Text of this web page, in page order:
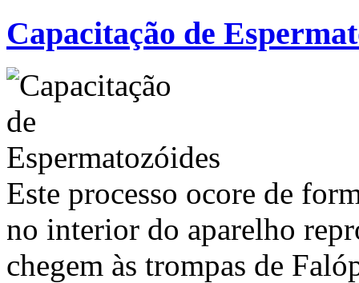
Capacitação de
Este processo ocore de
no interior do aparelho
chegem às trompas de